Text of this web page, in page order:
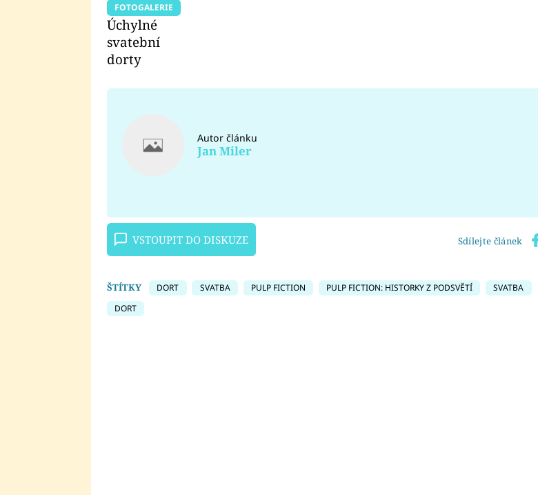
FOTOGALERIE
Úchylné
svatební
dorty
Autor článku
Jan Miler
VSTOUPIT DO DISKUZE Sdílejte článek
ŠTÍTKY DORT SVATBA PULP FICTION PULP FICTION: HISTORKY Z PODSVĚTÍ
SVATBA
DORT